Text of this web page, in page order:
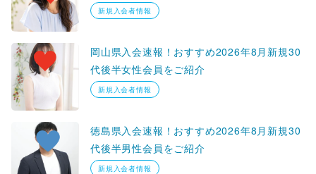
新規入会者情報
岡山県入会速報！おすすめ2026年8月新規30
代後半女性会員をご紹介
新規入会者情報
徳島県入会速報！おすすめ2026年8月新規30
代後半男性会員をご紹介
新規入会者情報